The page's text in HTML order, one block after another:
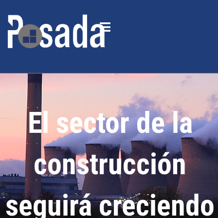
El sector de la
construcción
seguirá creciendo